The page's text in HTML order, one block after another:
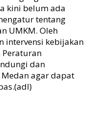
kini belum ada
tentang
UMKM. Oleh
intervensi kebijakan
Peraturan
dan
agar dapat